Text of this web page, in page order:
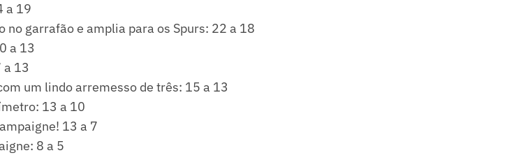
a 19
no garrafão e amplia para os Spurs: 22 a 18
a 13
a 13
um lindo arremesso de três: 15 a 13
13 a 10
13 a 7
8 a 5